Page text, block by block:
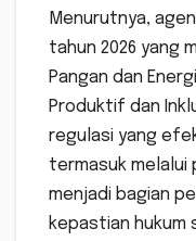
Menurutnya,
tahun 2026 yang
Pangan dan
Produktif dan
regulasi yang
termasuk melalui
menjadi bagian
kepastian hukum